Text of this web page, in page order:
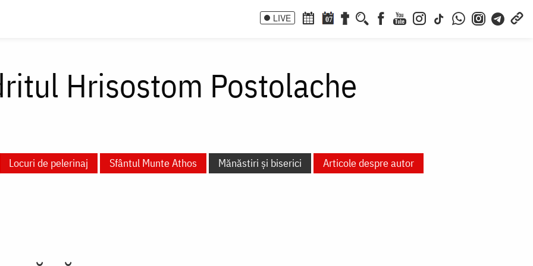
LIVE 07
Hrisostom Postolache
Locuri de pelerinaj Sfântul Munte Athos Mănăstiri și biserici Articole despre autor